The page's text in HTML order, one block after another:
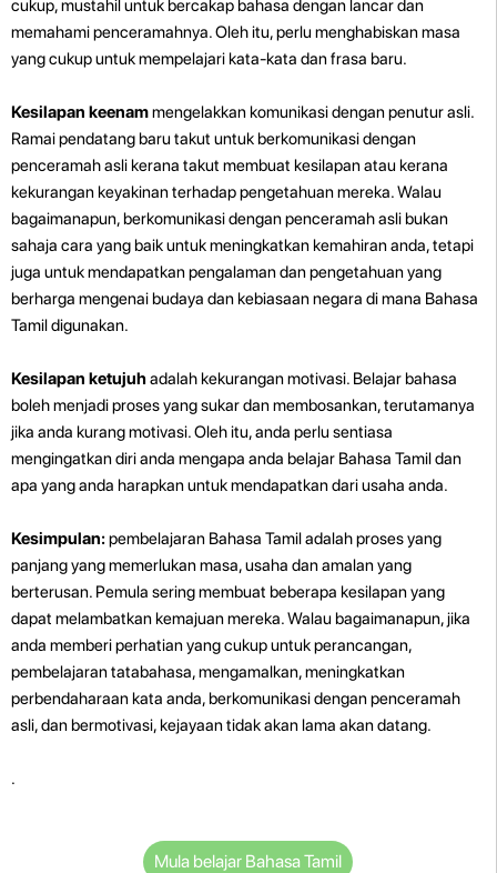
cukup, mustahil untuk bercakap bahasa dengan lancar dan
memahami penceramahnya. Oleh itu, perlu menghabiskan masa
yang cukup untuk mempelajari kata-kata dan frasa baru.
Kesilapan keenammengelakkan komunikasi dengan penutur asli.
Ramai pendatang baru takut untuk berkomunikasi dengan
penceramah asli kerana takut membuat kesilapan atau kerana
kekurangan keyakinan terhadap pengetahuan mereka. Walau
bagaimanapun, berkomunikasi dengan penceramah asli bukan
sahaja cara yang baik untuk meningkatkan kemahiran anda, tetapi
juga untuk mendapatkan pengalaman dan pengetahuan yang
berharga mengenai budaya dan kebiasaan negara di mana Bahasa
Tamil digunakan.
Kesilapan ketujuh adalah kekurangan motivasi. Belajar bahasa
boleh menjadi proses yang sukar dan membosankan, terutamanya
jika anda kurang motivasi. Oleh itu, anda perlu sentiasa
mengingatkan diri anda mengapa anda belajar Bahasa Tamil dan
apa yang anda harapkan untuk mendapatkan dari usaha anda.
Kesimpulan:pembelajaran Bahasa Tamil adalah proses yang
panjang yang memerlukan masa, usaha dan amalan yang
berterusan. Pemula sering membuat beberapa kesilapan yang
dapat melambatkan kemajuan mereka. Walau bagaimanapun, jika
anda memberi perhatian yang cukup untuk perancangan,
pembelajaran tatabahasa, mengamalkan, meningkatkan
perbendaharaan kata anda, berkomunikasi dengan penceramah
asli, dan bermotivasi, kejayaan tidak akan lama akan datang.
.
Mula belajar Bahasa Tamil